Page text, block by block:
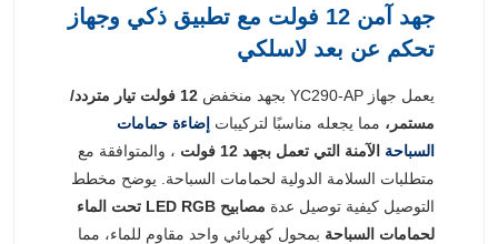
جهد آمن 12 فولت مع تطبيق ذكي وجهاز
تحكم عن بعد لاسلكي
يعمل جهاز YC290-AP بجهد منخفض
12 فولت تيار متردد/
مستمر، مما يجعله مناسبًا لتركيبات إضاءة حمامات
السباحة الآمنة التي تعمل بجهد 12 فولت
، والمتوافقة مع
متطلبات السلامة الدولية لحمامات السباحة. يوضح مخطط
التوصيل كيفية توصيل عدة
مصابيح LED RGB تحت الماء
لحمامات السباحة بمحول كهربائي واحد مقاوم للماء، مما